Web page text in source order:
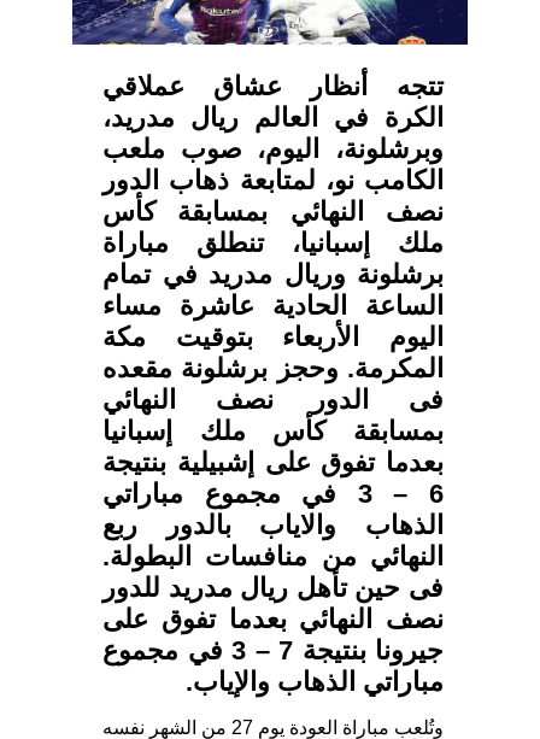
تتجه أنظار عشاق عملاقي
الكرة في العالم ريال مدريد،
وبرشلونة، اليوم، صوب ملعب
الكامب نو، لمتابعة ذهاب الدور
نصف النهائي بمسابقة كأس
ملك إسبانيا، تنطلق مباراة
برشلونة وريال مدريد في تمام
الساعة الحادية عاشرة مساء
اليوم الأربعاء بتوقيت مكة
المكرمة. وحجز برشلونة مقعده
فى الدور نصف النهائي
بمسابقة كأس ملك إسبانيا
بعدما تفوق على إشبيلية بنتيجة
6 – 3 في مجموع مباراتي
الذهاب والاياب بالدور ربع
النهائي من منافسات البطولة.
فى حين تأهل ريال مدريد للدور
نصف النهائي بعدما تفوق على
جيرونا بنتيجة 7 – 3 في مجموع
مباراتي الذهاب والإياب.
وتُلعب مباراة العودة يوم 27 من الشهر نفسه